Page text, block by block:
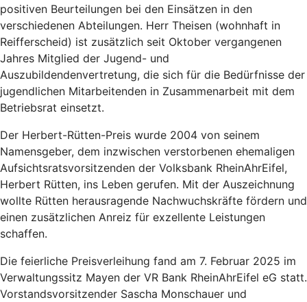
positiven Beurteilungen bei den Einsätzen in den
verschiedenen Abteilungen. Herr Theisen (wohnhaft in
Reifferscheid) ist zusätzlich seit Oktober vergangenen
Jahres Mitglied der Jugend- und
Auszubildendenvertretung, die sich für die Bedürfnisse der
jugendlichen Mitarbeitenden in Zusammenarbeit mit dem
Betriebsrat einsetzt.
Der Herbert-Rütten-Preis wurde 2004 von seinem
Namensgeber, dem inzwischen verstorbenen ehemaligen
Aufsichtsratsvorsitzenden der Volksbank RheinAhrEifel,
Herbert Rütten, ins Leben gerufen. Mit der Auszeichnung
wollte Rütten herausragende Nachwuchskräfte fördern und
einen zusätzlichen Anreiz für exzellente Leistungen
schaffen.
Die feierliche Preisverleihung fand am 7. Februar 2025 im
Verwaltungssitz Mayen der VR Bank RheinAhrEifel eG statt.
Vorstandsvorsitzender Sascha Monschauer und